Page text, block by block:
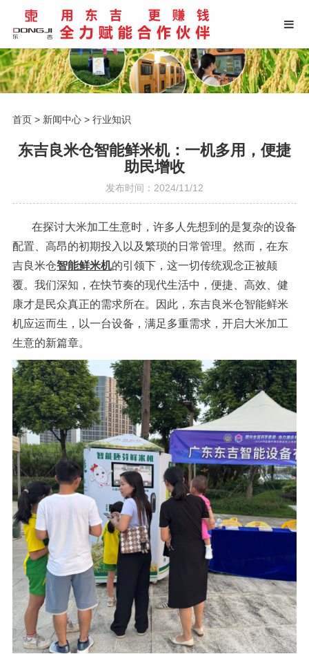
首页> 新闻中心> 行业知识
东吉良米仓智能鲜米机：一机多用，便捷
助民增收
发布时间：2024/11/12
在探讨大米加工生意时，许多人先想到的是复杂的设备
配置、高昂的初期投入以及繁琐的日常管理。然而，在东
吉良米仓智能鲜米机的引领下，这一切传统观念正被颠
覆。我们深知，在快节奏的现代生活中，便捷、高效、健
康才是民众真正的需求所在。因此，东吉良米仓智能鲜米
机应运而生，以一台设备，满足多重需求，开启大米加工
生意的新篇章。